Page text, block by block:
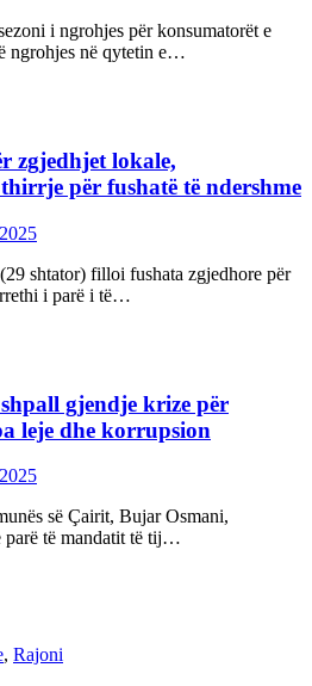
i ngrohjes për konsumatorët e
ngrohjes në qytetin e…
zgjedhjet lokale,
për fushatë të ndershme
shtator) filloi fushata zgjedhore për
i parë i të…
gjendje krize për
leje dhe korrupsion
së Çairit, Bujar Osmani,
parë të mandatit të tij…
, Rajoni